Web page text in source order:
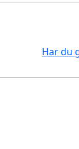
Har du